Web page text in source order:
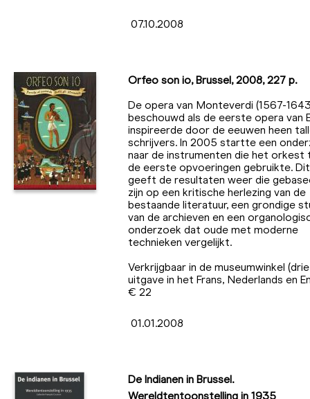
07.10.2008
Orfeo son io, Brussel, 2008, 227 p.
De opera van Monteverdi (1567-
beschouwd als de eerste opera van
inspireerde door de eeuwen heen
schrijvers. In 2005 startte een
naar de instrumenten die het orkest
de eerste opvoeringen gebruikte.
geeft de resultaten weer die
zijn op een kritische herlezing van de
bestaande literatuur, een grondige
van de archieven en een
onderzoek dat oude met moderne
technieken vergelijkt.
Verkrijgbaar in de museumwinkel
uitgave in het Frans, Nederlands en
€ 22
01.01.2008
De Indianen in Brussel.
Wereldtentoonstelling in 1935